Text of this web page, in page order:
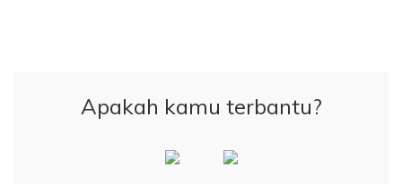
Apakah kamu terbantu?